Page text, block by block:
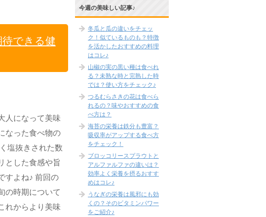
できる健
人になって美味
なった食べ物の
塩抜きされた数
とした食感や旨
すよね♪ 前回の
の時期について
れからより美味
今週の美味しい記事♪
冬瓜と瓜の違いをチェッ
ク！似ているものも？特徴
を活かしたおすすめの料理
はコレ♪
山椒の実の黒い種は食べれ
る？未熟な時と完熟した時
では？使い方をチェック♪
つるむらさきの花は食べら
れるの？味やおすすめの食
べ方は？
海苔の栄養は鉄分も豊富？
吸収率がアップする食べ方
をチェック！
ブロッコリースプラウトと
アルファルファの違いは？
効率よく栄養を摂るおすす
めはコレ♪
うなぎの栄養は風邪にも効
くの？そのビタミンパワー
をご紹介♪